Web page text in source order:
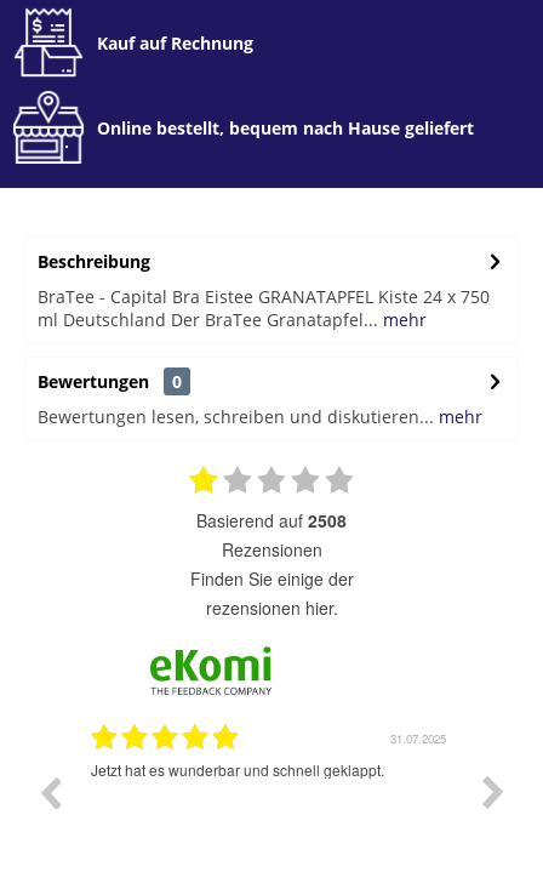
Kauf auf Rechnung
Online bestellt, bequem nach Hause geliefert
Beschreibung
BraTee - Capital Bra Eistee GRANATAPFEL Kiste 24 x 750
ml Deutschland Der BraTee Granatapfel... mehr
Bewertungen
0
Bewertungen lesen, schreiben und diskutieren... mehr
basierend auf 2508
Rezensionen
finden Sie einige der
rezensionen hier.
31.07.2025
Jetzt hat es wunderbar und schnell geklappt.